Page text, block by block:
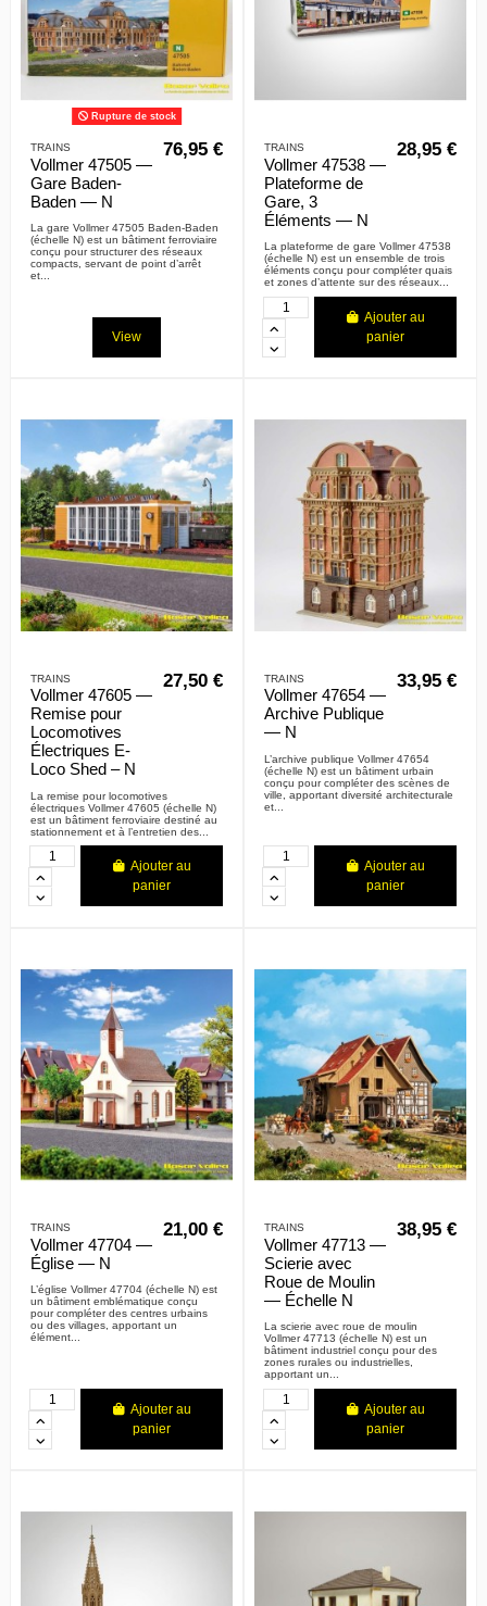
Rupture de stock
TRAINS
Vollmer 47505 —
Gare Baden-
Baden — N
76,95 €
La gare Vollmer 47505 Baden-Baden
(échelle N) est un bâtiment ferroviaire
conçu pour structurer des réseaux
compacts, servant de point d’arrêt
et...
View
TRAINS
Vollmer 47538 —
Plateforme de
Gare, 3
Éléments — N
28,95 €
La plateforme de gare Vollmer 47538
(échelle N) est un ensemble de trois
éléments conçu pour compléter quais
et zones d’attente sur des réseaux...
Ajouter au
panier
TRAINS
Vollmer 47605 —
Remise pour
Locomotives
Électriques E-
Loco Shed – N
27,50 €
La remise pour locomotives
électriques Vollmer 47605 (échelle N)
est un bâtiment ferroviaire destiné au
stationnement et à l’entretien des...
Ajouter au
panier
TRAINS
Vollmer 47654 —
Archive Publique
— N
33,95 €
L’archive publique Vollmer 47654
(échelle N) est un bâtiment urbain
conçu pour compléter des scènes de
ville, apportant diversité architecturale
et...
Ajouter au
panier
TRAINS
Vollmer 47704 —
Église — N
21,00 €
L’église Vollmer 47704 (échelle N) est
un bâtiment emblématique conçu
pour compléter des centres urbains
ou des villages, apportant un
élément...
Ajouter au
panier
TRAINS
Vollmer 47713 —
Scierie avec
Roue de Moulin
— Échelle N
38,95 €
La scierie avec roue de moulin
Vollmer 47713 (échelle N) est un
bâtiment industriel conçu pour des
zones rurales ou industrielles,
apportant un...
Ajouter au
panier